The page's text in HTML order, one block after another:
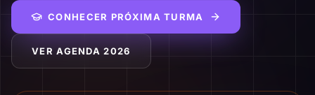
CONHECER PRÓXIMA TURMA
VER AGENDA 2026